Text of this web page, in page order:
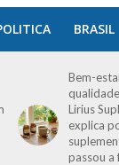
BRASIL
Bem-
Lirius
explica
passou a